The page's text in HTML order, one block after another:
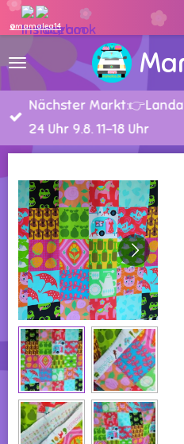
@mamalea14
Zum
Hauptinhalt
springen
Nächster
24 Uhr 9.8. 11-18 Uhr